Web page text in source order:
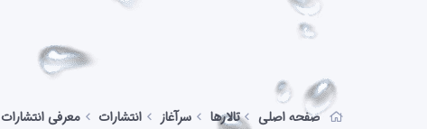
صفحه اصلی تالارها سرآغاز انتشارات معرفی انتشارات